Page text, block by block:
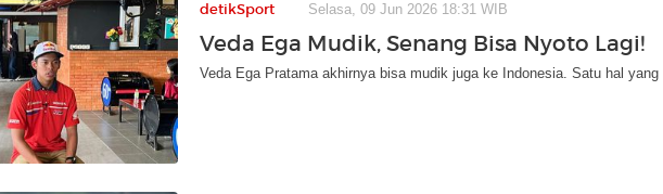
detikSport Selasa, 09 Jun 2026 18:31 WIB
Veda Ega Mudik, Senang Bisa Nyoto Lagi!
Veda Ega Pratama akhirnya bisa mudik juga ke Indonesia. Satu hal